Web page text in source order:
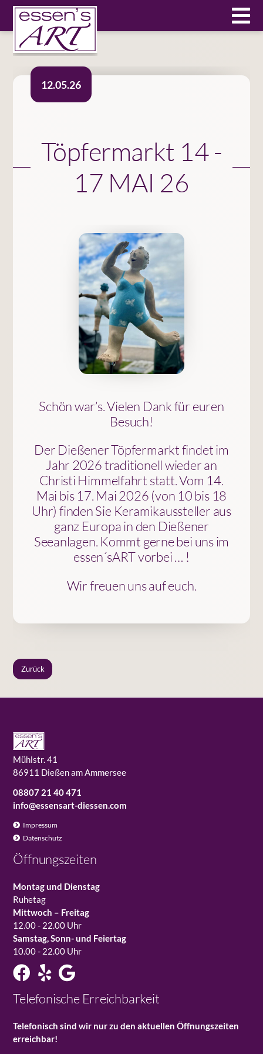
Töpfermarkt 14 -
17 MAI 26
12.05.26
Schön war’s. Vielen Dank für euren
Besuch!
Der Dießener Töpfermarkt findet im
Jahr 2026 traditionell wieder an
Christi Himmelfahrt statt. Vom 14.
Mai bis 17. Mai 2026 (von 10 bis 18
Uhr) finden Sie Keramikaussteller aus
ganz Europa in den Dießener
Seeanlagen. Kommt gerne bei uns im
essen´sART vorbei … !
Wir freuen uns auf euch.
Zurück
Mühlstr. 41
86911 Dießen am Ammersee
08807 21 40 471
info@essensart-diessen.com
Navigation
überspringen
Impressum
Datenschutz
Öffnungszeiten
Montag und Dienstag
Ruhetag
Mittwoch – Freitag
12.00 - 22.00 Uhr
Samstag, Sonn- und Feiertag
10.00 - 22.00 Uhr
Telefonische Erreichbarkeit
Telefonisch sind wir nur zu den aktuellen Öffnungszeiten
erreichbar!